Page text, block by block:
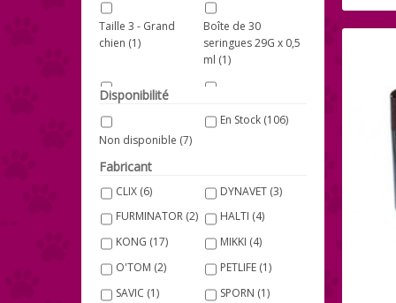
Taille 3 - Grand
chien (1)
Boîte de 30
seringues 29G x 0,5
ml (1)
Taille 4 - Très grand
chien
chien(1)
Longe de 10 mètres
(1)
Gamelle DogMaze -
Longe de 5 mètres
(1)
Chiens Small (5-10
kg) (2)
Disponibilité
Non disponible (7)
En Stock(106)
Fabricant
CLIX (6) DYNAVET(3)
FURMINATOR (2) HALTI (4)
KONG (17) MIKKI (4)
O'TOM (2) PETLIFE(1)
SAVIC (1) SPORN (1)